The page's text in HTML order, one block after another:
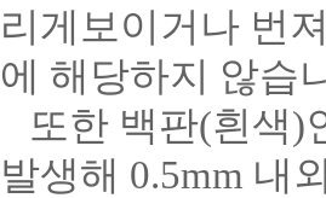
리게보이거나 번
에 해당하지 않습
또한 백판(흰색)
발생해 0.5mm 내